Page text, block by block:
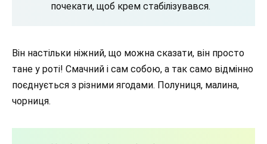
почекати, щоб крем стабілізувався.
Він настільки ніжний, що можна сказати, він просто
тане у роті! Смачний і сам собою, а так само відмінно
поєднується з різними ягодами. Полуниця, малина,
чорниця.